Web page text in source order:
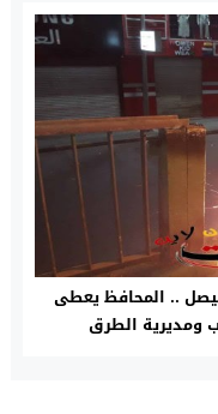
.. المحافظ يعطى
ومديرية الطرق